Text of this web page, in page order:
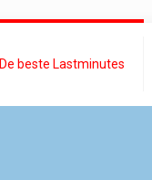
De beste Lastminutes